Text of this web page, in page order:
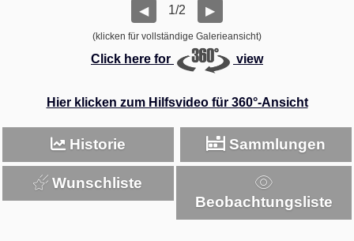
◀ 1/2 ▶
(klicken für vollständige Galerieansicht)
Click here for view
Hier klicken zum Hilfsvideo für 360°-Ansicht
Historie Sammlungen
Wunschliste
Beobachtungsliste